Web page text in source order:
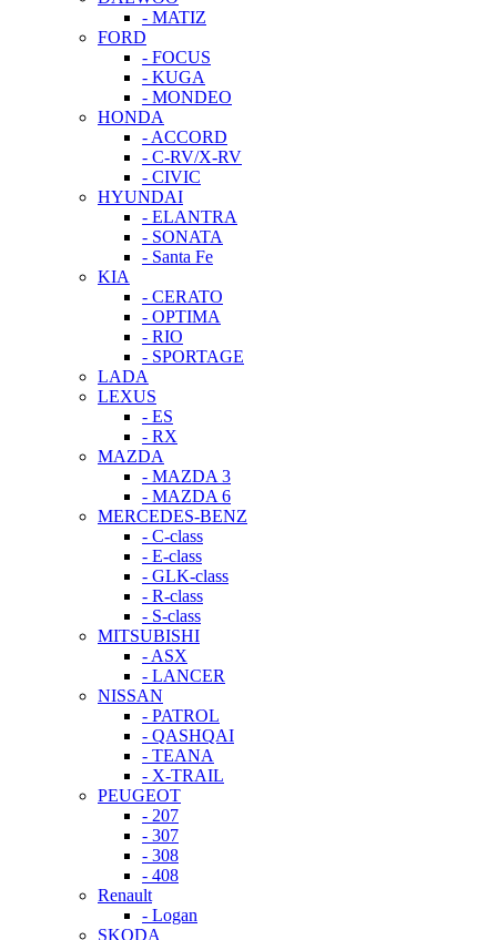
- MATIZ
FORD
- FOCUS
- KUGA
- MONDEO
HONDA
- ACCORD
- C-RV/X-RV
- CIVIC
HYUNDAI
- ELANTRA
- SONATA
- Santa Fe
KIA
- CERATO
- OPTIMA
- RIO
- SPORTAGE
LADA
LEXUS
- ES
- RX
MAZDA
- MAZDA 3
- MAZDA 6
MERCEDES-BENZ
- C-class
- E-class
- GLK-class
- R-class
- S-class
MITSUBISHI
- ASX
- LANCER
NISSAN
- PATROL
- QASHQAI
- TEANA
- X-TRAIL
PEUGEOT
- 207
- 307
- 308
- 408
Renault
- Logan
SKODA